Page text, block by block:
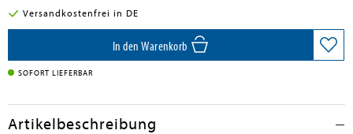
Versandkostenfrei in DE
In den Warenkorb
SOFORT LIEFERBAR
Artikelbeschreibung